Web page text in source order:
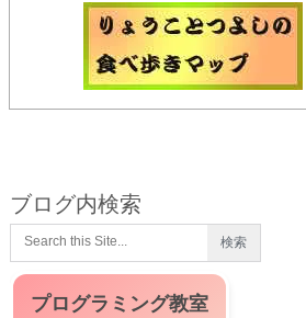
ブログ内検索
プログラミング教室